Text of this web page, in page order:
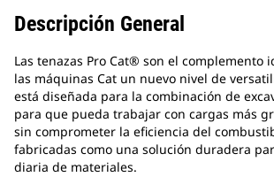
Descripción General
Las tenazas Pro Cat® son el complemento
las máquinas Cat un nuevo nivel de
está diseñada para la combinación de
para que pueda trabajar con cargas más
sin comprometer la eficiencia del
fabricadas como una solución duradera
diaria de materiales.